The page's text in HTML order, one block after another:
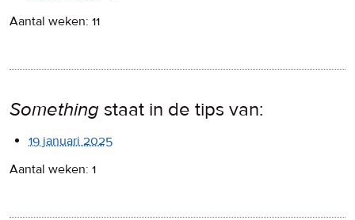
Aantal weken: 11
Something staat in de tips van:
19 januari 2025
Aantal weken: 1